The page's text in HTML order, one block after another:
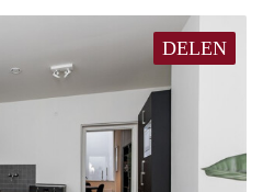
DELEN